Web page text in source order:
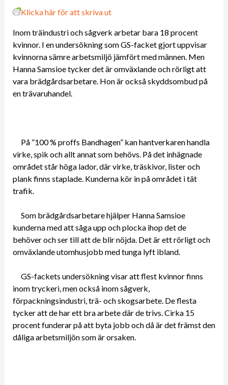
Klicka här för att skriva ut
Inom träindustri och sågverk arbetar bara 18 procent
kvinnor. I en undersökning som GS-facket gjort uppvisar
kvinnorna sämre arbetsmiljö jämfört med männen. Men
Hanna Samsioe tycker det är omväxlande och rörligt att
vara brädgårdsarbetare. Hon är också skyddsombud på
en trävaruhandel.
På ”100 % proffs Bandhagen” kan hantverkaren handla
virke, spik och allt annat som behövs. På det inhägnade
området står höga lador, där virke, träskivor, lister och
plank finns staplade. Kunderna kör in på området i tät
trafik.
Som brädgårdsarbetare hjälper Hanna Samsioe
kunderna med att såga upp och plocka ihop det de
behöver och ser till att de blir nöjda. Det är ett rörligt och
omväxlande utomhusjobb med tunga lyft ibland.
GS-fackets undersökning visar att flest kvinnor finns
inom tryckeri, men också inom sågverk,
förpackningsindustri, trä- och skogsarbete. De flesta
tycker att de har ett bra arbete där de trivs. Cirka 15
procent funderar på att byta jobb och då är det främst den
dåliga arbetsmiljön som är orsaken.